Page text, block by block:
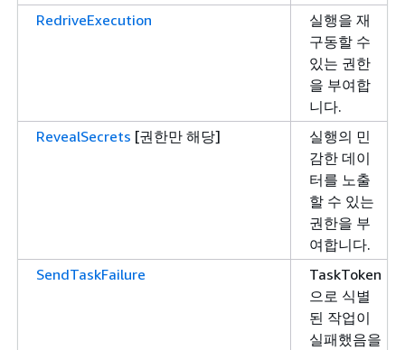
RedriveExecution
실행을 재
구동할 수
있는 권한
을 부여합
니다.
RevealSecrets [권한만 해당]
실행의 민
감한 데이
터를 노출
할 수 있는
권한을 부
여합니다.
SendTaskFailure
TaskToken
으로 식별
된 작업이
실패했음을